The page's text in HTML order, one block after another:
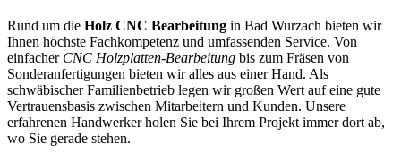
Rund um die Holz CNC Bearbeitung in Bad Wurzach bieten wir
Ihnen höchste Fachkompetenz und umfassenden Service. Von
einfacher CNC Holzplatten-Bearbeitung bis zum Fräsen von
Sonderanfertigungen bieten wir alles aus einer Hand. Als
schwäbischer Familienbetrieb legen wir großen Wert auf eine gute
Vertrauensbasis zwischen Mitarbeitern und Kunden. Unsere
erfahrenen Handwerker holen Sie bei Ihrem Projekt immer dort ab,
wo Sie gerade stehen.